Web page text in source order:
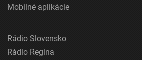
Mobilné aplikácie
Rádio Slovensko
Rádio Regina